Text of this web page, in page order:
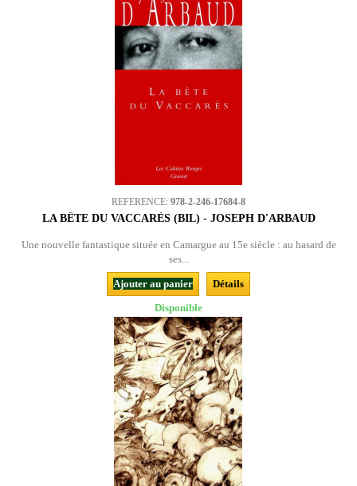
REFERENCE: 978-2-246-17684-8
LA BÊTE DU VACCARÈS (BIL) - JOSEPH D'ARBAUD
Une nouvelle fantastique située en Camargue au 15e siècle : au hasard de
ses...
Ajouter au panier
Détails
Disponible